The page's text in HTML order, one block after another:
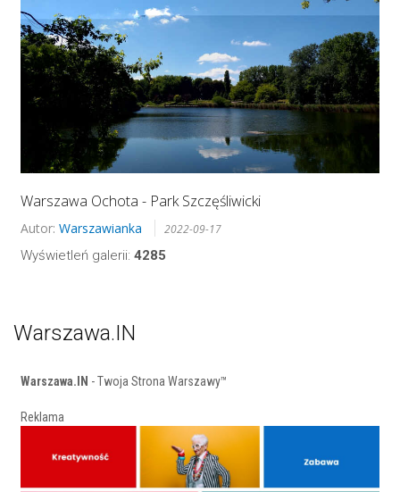
Warszawa Ochota - Park Szczęśliwicki
Autor: Warszawianka 2022-09-17
Wyświetleń galerii: 4285
Warszawa.IN
Warszawa.IN - Twoja Strona Warszawy™
Reklama